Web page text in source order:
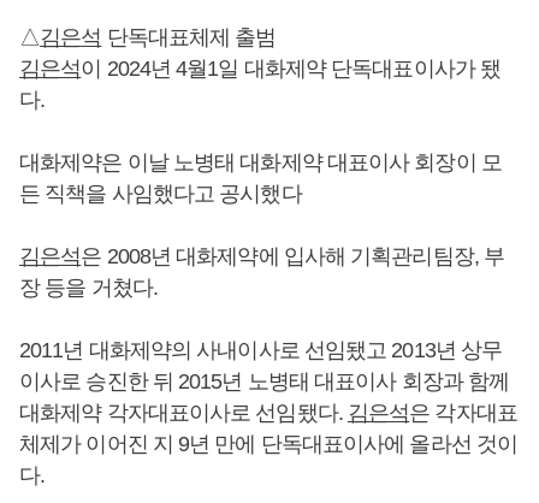
△김은석 단독대표체제 출범
김은석이 2024년 4월1일 대화제약 단독대표이사가 됐
다.
대화제약은 이날 노병태 대화제약 대표이사 회장이 모
든 직책을 사임했다고 공시했다
김은석은 2008년 대화제약에 입사해 기획관리팀장, 부
장 등을 거쳤다.
2011년 대화제약의 사내이사로 선임됐고 2013년 상무
이사로 승진한 뒤 2015년 노병태 대표이사 회장과 함께
대화제약 각자대표이사로 선임됐다. 김은석은 각자대표
체제가 이어진 지 9년 만에 단독대표이사에 올라선 것이
다.